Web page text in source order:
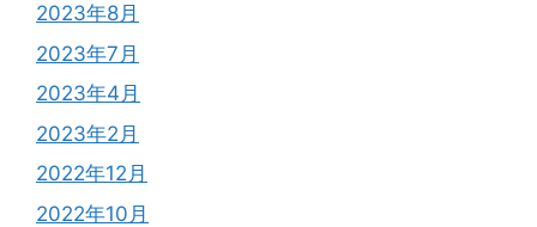
2023年8月
2023年7月
2023年4月
2023年2月
2022年12月
2022年10月